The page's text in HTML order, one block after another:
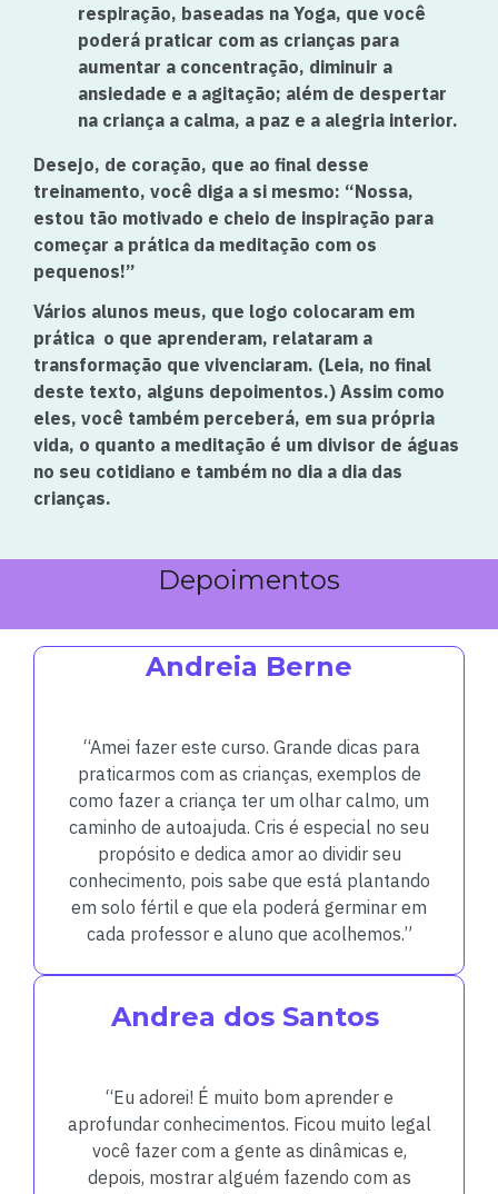
respiração, baseadas na Yoga, que você
poderá praticar com as crianças para
aumentar a concentração, diminuir a
ansiedade e a agitação; além de despertar
na criança a calma, a paz e a alegria interior.
Desejo, de coração, que ao final desse
treinamento, você diga a si mesmo: “Nossa,
estou tão motivado e cheio de inspiração para
começar a prática da meditação com os
pequenos!”
Vários alunos meus, que logo colocaram em
prática o que aprenderam, relataram a
transformação que vivenciaram. (Leia, no final
deste texto, alguns depoimentos.) Assim como
eles, você também perceberá, em sua própria
vida, o quanto a meditação é um divisor de águas
no seu cotidiano e também no dia a dia das
crianças.
Depoimentos
Andreia Berne
“Amei fazer este curso. Grande dicas para
praticarmos com as crianças, exemplos de
como fazer a criança ter um olhar calmo, um
caminho de autoajuda. Cris é especial no seu
propósito e dedica amor ao dividir seu
conhecimento, pois sabe que está plantando
em solo fértil e que ela poderá germinar em
cada professor e aluno que acolhemos.”
Andrea dos Santos
“Eu adorei! É muito bom aprender e
aprofundar conhecimentos. Ficou muito legal
você fazer com a gente as dinâmicas e,
depois, mostrar alguém fazendo com as